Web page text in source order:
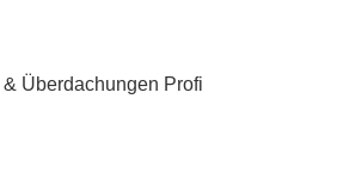
Überdachungen Profi